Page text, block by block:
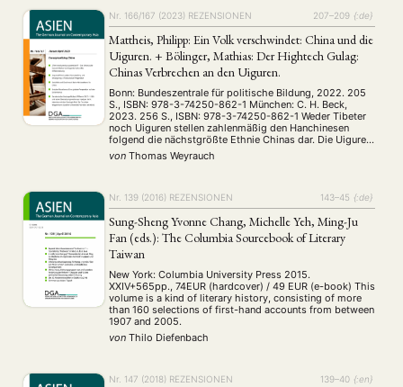
Nr. 166/167 (2023) REZENSIONEN 207–209 {:de}
Mattheis, Philipp: Ein Volk verschwindet: China und die
Uiguren. + Bölinger, Mathias: Der Hightech Gulag:
Chinas Verbrechen an den Uiguren.
Bonn: Bundeszentrale für politische Bildung, 2022. 205
S., ISBN: 978-3-74250-862-1 München: C. H. Beck,
2023. 256 S., ISBN: 978-3-74250-862-1 Weder Tibeter
noch Uiguren stellen zahlenmäßig den Hanchinesen
folgend die nächstgrößte Ethnie Chinas dar. Die Uiguren
belegen nämlich erst Platz 5, die Tibeter Platz 9, doch
geraten jene beiden Volksgruppen unter dem Topos der
von Thomas Weyrauch
Nr. 139 (2016) REZENSIONEN 143–45 {:de}
Sung-Sheng Yvonne Chang, Michelle Yeh, Ming-Ju
Fan (eds.): The Columbia Sourcebook of Literary
Taiwan
New York: Columbia University Press 2015.
XXIV+565pp., 74EUR (hardcover) / 49 EUR (e-book) This
volume is a kind of literary history, consisting of more
than 160 selections of first-hand accounts from between
1907 and 2005.
von Thilo Diefenbach
Nr. 147 (2018) REZENSIONEN 139–40 {:en}